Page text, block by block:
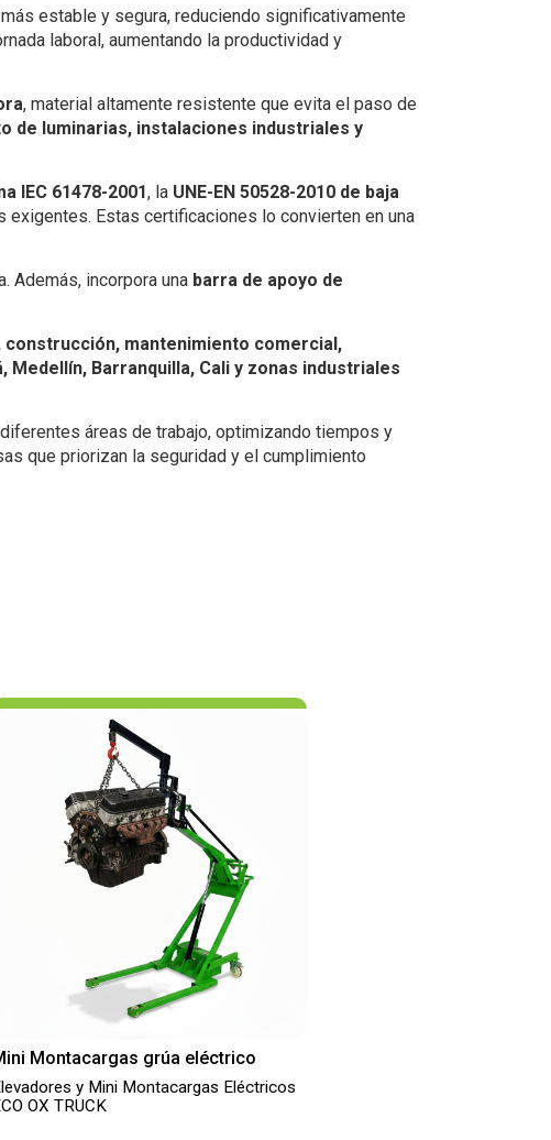
estable y segura, reduciendo significativamente
laboral, aumentando la productividad y
, material altamente resistente que evita el paso de
de luminarias, instalaciones industriales y
IEC 61478-2001, la UNE-EN 50528-2010 de baja
Estas certificaciones lo convierten en una
Además, incorpora una barra de apoyo de
construcción, mantenimiento comercial,
Medellín, Barranquilla, Cali y zonas industriales
áreas de trabajo, optimizando tiempos y
que priorizan la seguridad y el cumplimiento
Montacargas grúa eléctrico
y Mini Montacargas Eléctricos
OX TRUCK